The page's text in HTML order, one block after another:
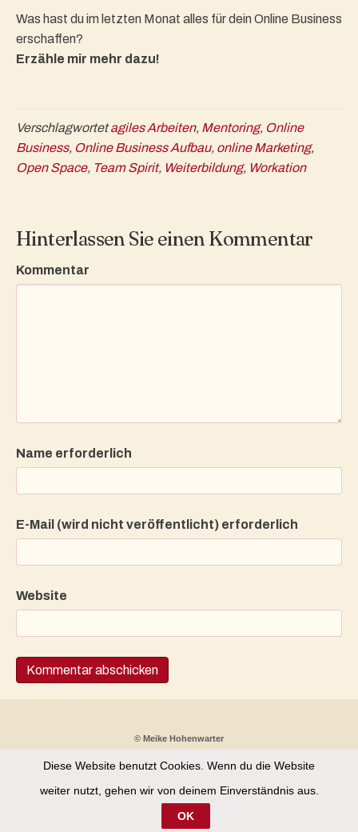
Was hast du im letzten Monat alles für dein Online Business
erschaffen?
Erzähle mir mehr dazu!
Verschlagwortetagiles Arbeiten, Mentoring, Online
Business, Online Business Aufbau, online Marketing,
Open Space, Team Spirit, Weiterbildung, Workation
Hinterlassen Sie einen Kommentar
Kommentar
Name erforderlich
E-Mail (wird nicht veröffentlicht) erforderlich
Website
© Meike Hohenwarter
Partnerprogramm Kontakt Datenschutz
Impressum
Diese Website benutzt Cookies. Wenn du die Website
weiter nutzt, gehen wir von deinem Einverständnis aus.
OK